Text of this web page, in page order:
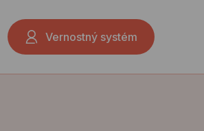
Vernostný systém